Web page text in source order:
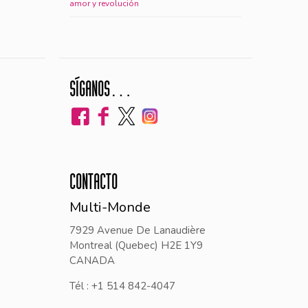
amor y revolución
SÍGANOS…
CONTACTO
Multi-Monde
7929 Avenue De Lanaudière
Montreal (Quebec) H2E 1Y9
CANADA
Tél : +1 514 842-4047